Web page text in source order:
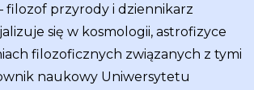
filozof przyrody i dziennikarz
się w kosmologii, astrofizyce
filozoficznych związanych z tymi
naukowy Uniwersytetu